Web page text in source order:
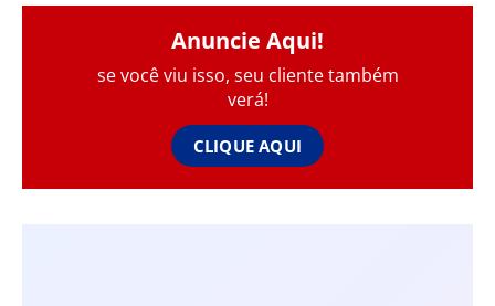
Anuncie Aqui!
se você viu isso, seu cliente também
verá!
CLIQUE AQUI